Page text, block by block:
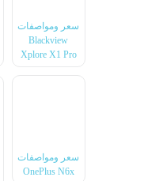
سعر ومواصفات
Blackview
Xplore X1 Pro
سعر ومواصفات
OnePlus N6x